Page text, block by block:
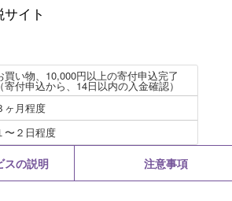
イト
買い物、10,000円以上の寄付申込完了
寄付申込から、14日以内の入金確認）
ヶ月程度
〜２日程度
スの説明
注意事項